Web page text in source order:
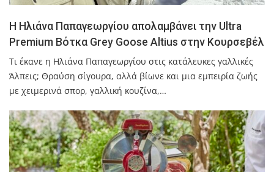
Η Ηλιάνα Παπαγεωργίου απολαμβάνει την Ultra
Premium Βότκα Grey Goose Altius στην Κουρσεβέλ
Τι έκανε η Ηλιάνα Παπαγεωργίου στις κατάλευκες γαλλικές
Άλπεις; Θραύση σίγουρα, αλλά βίωνε και μια εμπειρία ζωής
με χειμερινά σπορ, γαλλική κουζίνα,…